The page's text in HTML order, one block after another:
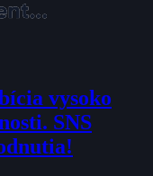
vysoko
SNS